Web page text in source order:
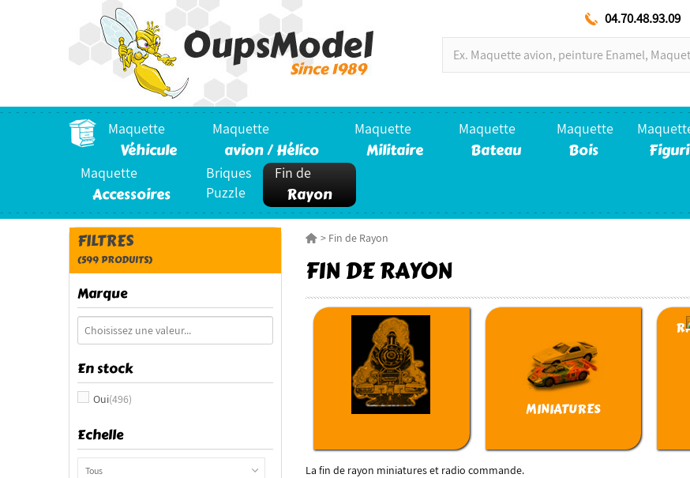
04.70.48.93.09
Maquette
Véhicule
Maquette
avion / Hélico
Maquette
Militaire
Maquette
Bateau
Maquette
Bois
Maquette
Accessoires
Briques
Puzzle
Fin de
Rayon
FILTRES
(599 PRODUITS)
Marque
En stock
Oui(496)
Echelle
Tous
> Fin de Rayon
FIN DE RAYON
TRAIN HO MINIATURES
La fin de rayon miniatures et radio commande.